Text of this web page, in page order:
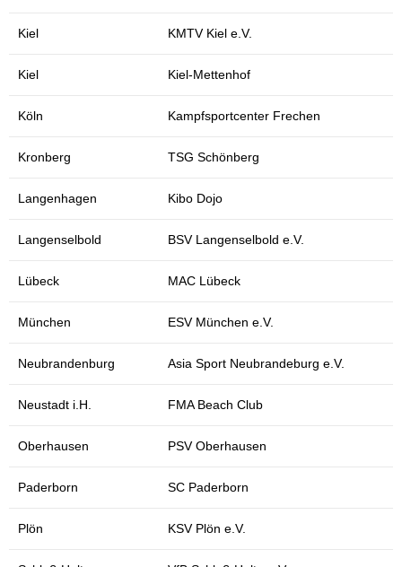
Kiel KMTV Kiel e.V.
Kiel Kiel-Mettenhof
Köln Kampfsportcenter Frechen
Kronberg TSG Schönberg
Langenhagen Kibo Dojo
Langenselbold BSV Langenselbold e.V.
Lübeck MAC Lübeck
München ESV München e.V.
Neubrandenburg Asia Sport Neubrandeburg e.V.
Neustadt i.H. FMA Beach Club
Oberhausen PSV Oberhausen
Paderborn SC Paderborn
Plön KSV Plön e.V.